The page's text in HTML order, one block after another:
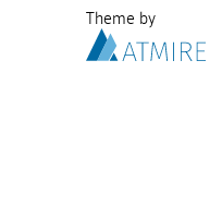
Theme by